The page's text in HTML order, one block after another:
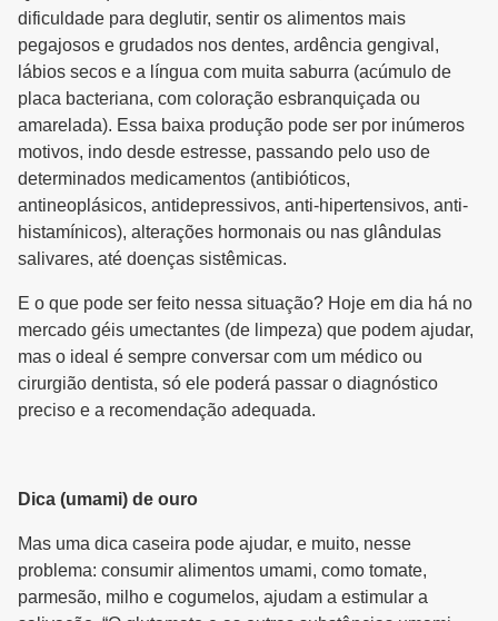
dificuldade para deglutir, sentir os alimentos mais
pegajosos e grudados nos dentes, ardência gengival,
lábios secos e a língua com muita saburra (acúmulo de
placa bacteriana, com coloração esbranquiçada ou
amarelada). Essa baixa produção pode ser por inúmeros
motivos, indo desde estresse, passando pelo uso de
determinados medicamentos (antibióticos,
antineoplásicos, antidepressivos, anti-hipertensivos, anti-
histamínicos), alterações hormonais ou nas glândulas
salivares, até doenças sistêmicas.
E o que pode ser feito nessa situação? Hoje em dia há no
mercado géis umectantes (de limpeza) que podem ajudar,
mas o ideal é sempre conversar com um médico ou
cirurgião dentista, só ele poderá passar o diagnóstico
preciso e a recomendação adequada.
Dica (umami) de ouro
Mas uma dica caseira pode ajudar, e muito, nesse
problema: consumir alimentos umami, como tomate,
parmesão, milho e cogumelos, ajudam a estimular a